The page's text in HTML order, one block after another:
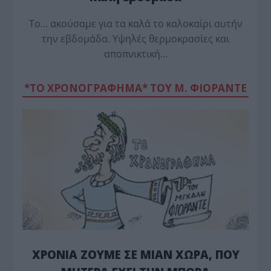
Το… ακούσαμε για τα καλά το καλοκαίρι αυτήν
την εβδομάδα. Υψηλές θερμοκρασίες και
αποπνικτική…
*ΤΟ ΧΡΟΝΟΓΡΑΦΗΜΑ* ΤΟΥ Μ. ΦΙΟΡΆΝΤΕ
ΧΡΟΝΙΑ ΖΟΥΜΕ ΣΕ ΜΙΑΝ ΧΩΡΑ, ΠΟΥ